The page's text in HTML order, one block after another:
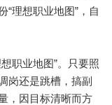
“理想职业地图”，自
职业地图”。只要照
岗还是跳槽，搞副
，因目标清晰而方